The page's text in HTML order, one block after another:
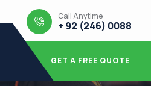
Call Anytime
+ 92 (246) 0088
GET A FREE QUOTE